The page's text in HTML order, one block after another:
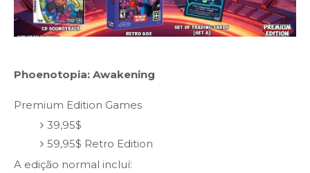
Phoenotopia: Awakening
Premium Edition Games
39,95$
59,95$ Retro Edition
A edição normal incluí: